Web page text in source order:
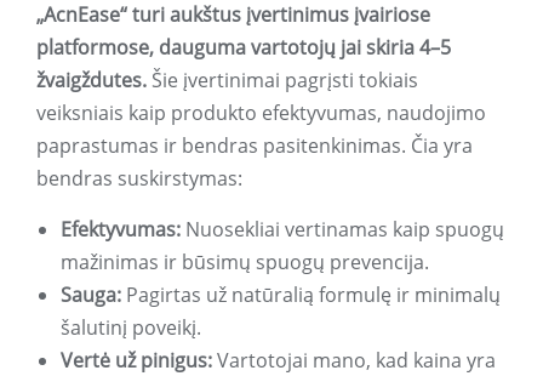
„AcnEase“ turi aukštus įvertinimus įvairiose
platformose, dauguma vartotojų jai skiria 4–5
žvaigždutes. Šie įvertinimai pagrįsti tokiais
veiksniais kaip produkto efektyvumas, naudojimo
paprastumas ir bendras pasitenkinimas. Čia yra
bendras suskirstymas:
Efektyvumas: Nuosekliai vertinamas kaip spuogų
mažinimas ir būsimų spuogų prevencija.
Sauga: Pagirtas už natūralią formulę ir minimalų
šalutinį poveikį.
Vertė už pinigus:Vartotojai mano, kad kaina yra